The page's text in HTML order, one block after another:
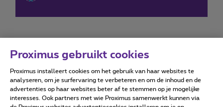
Forumvoorwaarden Accessibility statement
Proximus gebruikt cookies
Proximus installeert cookies om het gebruik van haar websites te
analyseren, om je surfervaring te verbeteren en om de inhoud en de
advertenties op haar websites beter af te stemmen op je mogelijke
interesses. Ook partners met wie Proximus samenwerkt kunnen via